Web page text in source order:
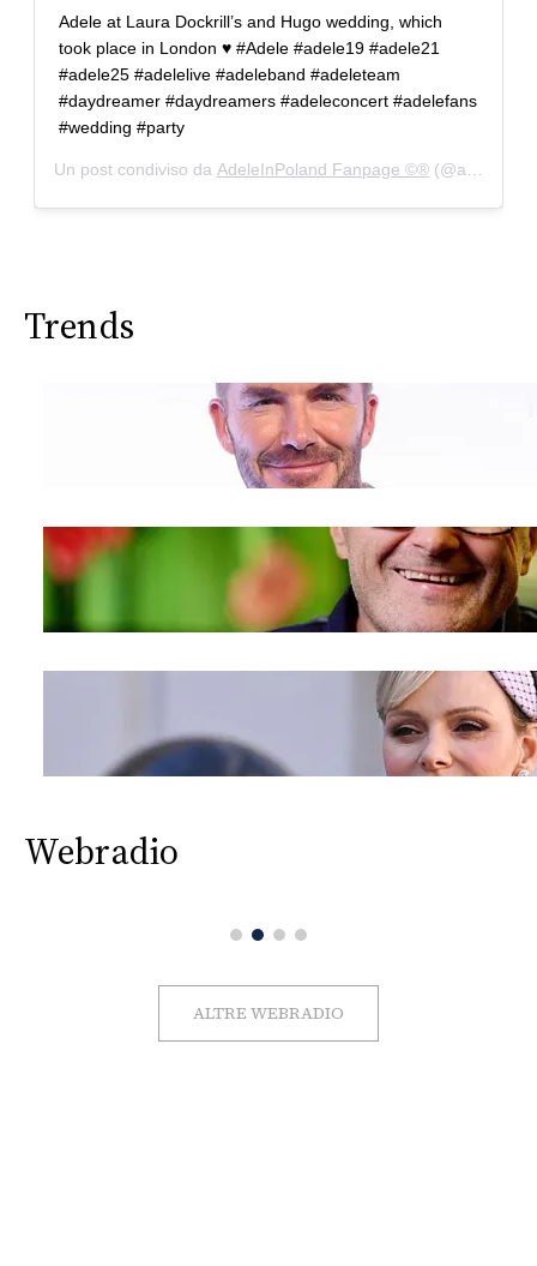
Adele at Laura Dockrill’s and Hugo wedding, which
took place in London ♥️ #Adele #adele19 #adele21
#adele25 #adelelive #adeleband #adeleteam
#daydreamer #daydreamers #adeleconcert #adelefans
#wedding #party
Un post condiviso da AdeleInPoland Fanpage ©® (@adeleinpoland) in data:
Trends
Webradio
ALTRE WEBRADIO